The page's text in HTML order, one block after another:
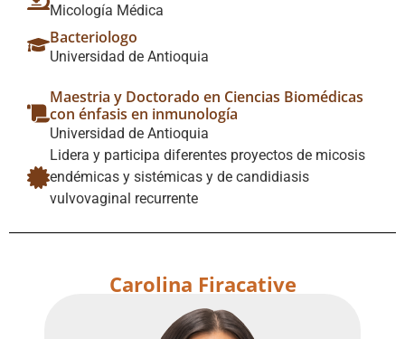
Micología Médica
Bacteriologo
Universidad de Antioquia
Maestria y Doctorado en Ciencias Biomédicas
con énfasis en inmunología
Universidad de Antioquia
Lidera y participa diferentes proyectos de micosis
endémicas y sistémicas y de candidiasis
vulvovaginal recurrente
Carolina Firacative